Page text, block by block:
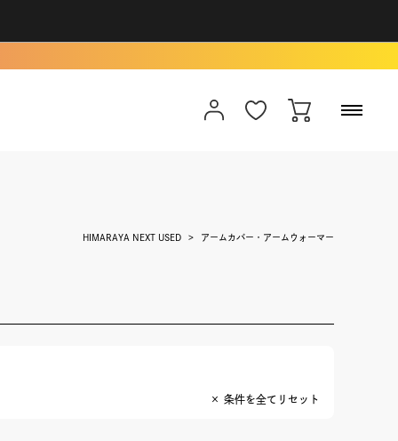
HIMARAYA NEXT USED アームカバー・アームウォーマー
× 条件を全てリセット